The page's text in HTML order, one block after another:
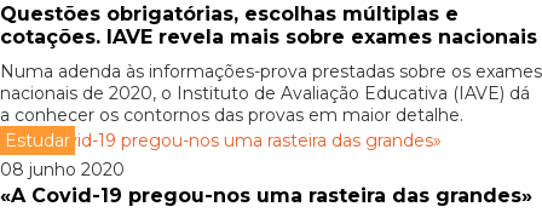
Questões obrigatórias, escolhas múltiplas e
cotações. IAVE revela mais sobre exames nacionais
Numa adenda às informações-prova prestadas sobre os exames
nacionais de 2020, o Instituto de Avaliação Educativa (IAVE) dá
a conhecer os contornos das provas em maior detalhe.
Estudar
08 junho 2020
«A Covid-19 pregou-nos uma rasteira das grandes»